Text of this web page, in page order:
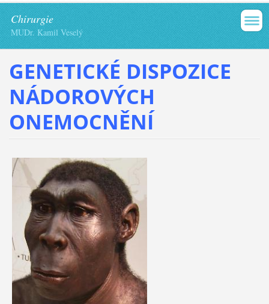
Chirurgie
MUDr. Kamil Veselý
GENETICKÉ DISPOZICE
NÁDOROVÝCH
ONEMOCNĚNÍ